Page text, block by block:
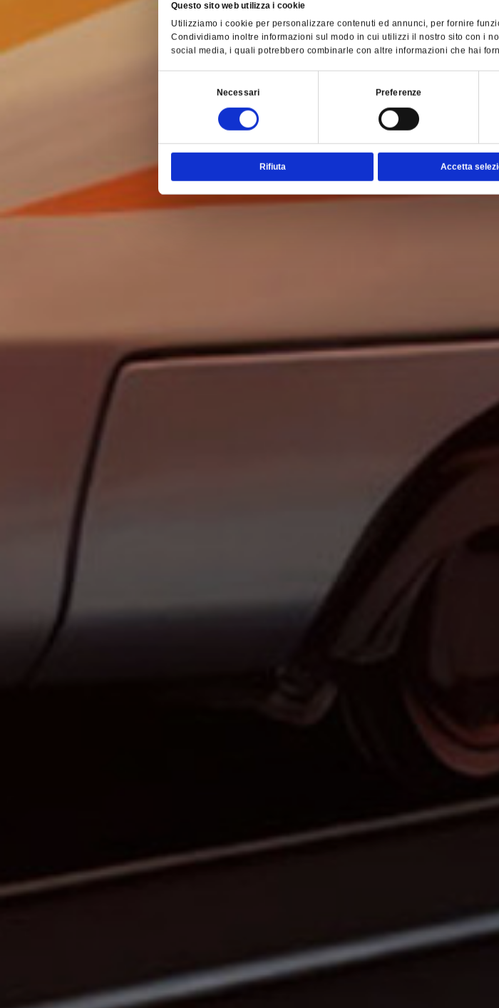
Questo sito web utilizza i cookie
Utilizziamo i cookie per personalizzare contenuti ed annunci, per fornire
Condividiamo inoltre informazioni sul modo in cui utilizzi il nostro sito con i
social media, i quali potrebbero combinarle con altre informazioni che hai
Necessari Preferenze
Rifiuta Accetta